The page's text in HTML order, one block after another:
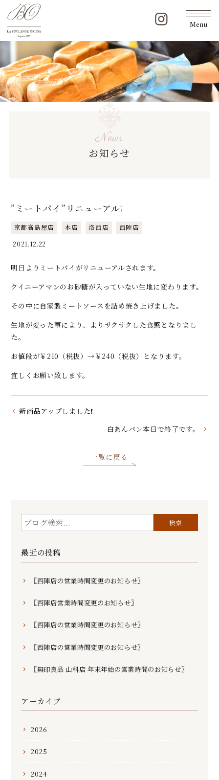
Menu
News
お知らせ
”ミートパイ”リニューアル❕
京都高島屋店 本店 洛西店
西陣店
2021.12.22
明日よりミートパイがリニューアルされます。
クイニーアマンのお砂糖が入っていない生地に変わります。
その中に自家製ミートソースを詰め焼き上げました。
生地が変った事により、よりサクサクした食感となりまし
た。
お値段が￥210（税抜）→￥240（税抜）となります。
宜しくお願い致します。
新商品アップしました❗️
白あんパン本日で終了です。
一覧に戻る
最近の投稿
〖西陣店の営業時間変更のお知らせ〗
〖西陣店営業時間変更のお知らせ〗
〖西陣店の営業時間変更のお知らせ〗
〖西陣店の営業時間変更のお知らせ〗
〖無印良品 山科店 年末年始の営業時間のお知らせ〗
アーカイブ
2026
2025
2024